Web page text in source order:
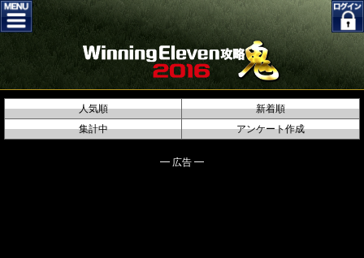
人気順
新着順
集計中
アンケート作成
━ 広告 ━